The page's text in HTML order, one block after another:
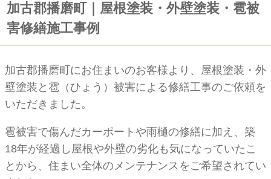
加古郡播磨町｜屋根塗装・外壁塗装・雹被
害修繕施工事例
加古郡播磨町にお住まいのお客様より、屋根塗装・外
壁塗装と雹（ひょう）被害による修繕工事のご依頼を
いただきました。
雹被害で傷んだカーポートや雨樋の修繕に加え、築
18年が経過し屋根や外壁の劣化も気になっていたこ
とから、住まい全体のメンテナンスをご希望されてい